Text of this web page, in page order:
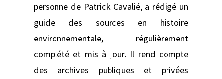
personne de Patrick Cavalié, a rédigé un
guide des sources en histoire
environnementale, régulièrement
complété et mis à jour. Il rend compte
des archives publiques et privées